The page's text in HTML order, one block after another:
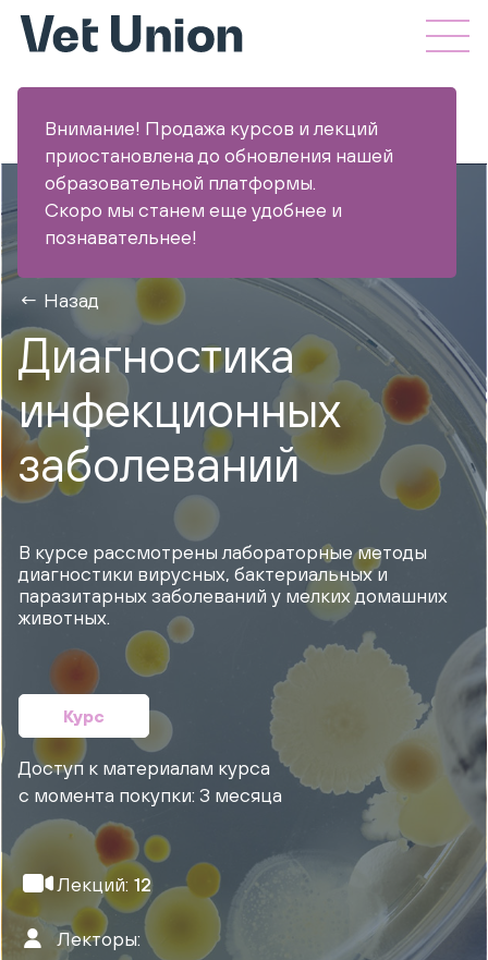
Внимание! Продажа курсов и лекций
приостановлена до обновления нашей
образовательной платформы.
Скоро мы станем еще удобнее и
познавательнее!
Назад
Диагностика
инфекционных
заболеваний
В курсе рассмотрены лабораторные методы
диагностики вирусных, бактериальных и
паразитарных заболеваний у мелких домашних
животных.
Курс
Доступ к материалам курса
с момента покупки: 3 месяца
Лекций: 12
Лекторы: